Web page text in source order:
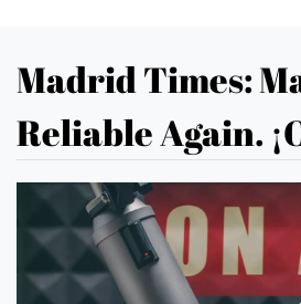
Madrid Times:
Reliable Again.